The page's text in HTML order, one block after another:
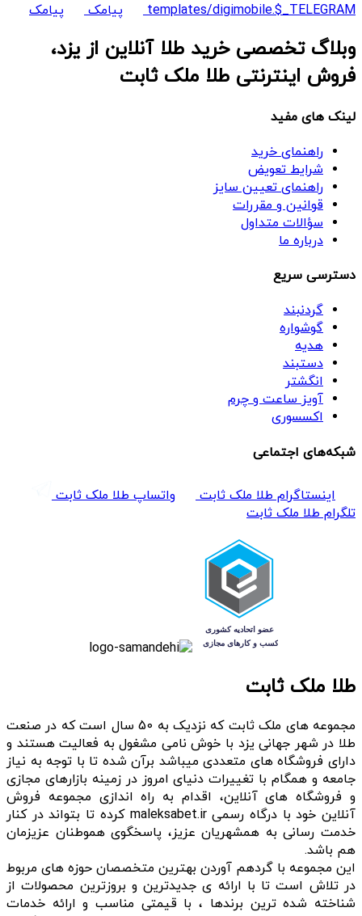
templates/digimobile.$_TELEGRAM
پیامک پیامک
وبلاگ تخصصی خرید طلا آنلاین از یزد،
فروش اینترنتی طلا ملک ثابت
لینک های مفید
راهنمای خرید
شرایط تعویض
راهنمای تعیین سایز
قوانین و مقررات
سؤالات متداول
درباره ما
دسترسی سریع
گردنبند
گوشواره
هدیه
دستبند
انگشتر
آویز ساعت و چرم
اکسسوری
شبکه‌های اجتماعی
اینستاگرام طلا ملک ثابت
واتساپ طلا ملک ثابت
تلگرام طلا ملک ثابت
طلا ملک ثابت
مجموعه های ملک ثابت که نزدیک به 50 سال است که در صنعت
طلا در شهر جهانی یزد با خوش نامی مشغول به فعالیت هستند و
دارای فروشگاه های متعددی میباشد برآن شده تا با توجه به نیاز
جامعه و همگام با تغییرات دنیای امروز در زمینه بازارهای مجازی
و فروشگاه های آنلاین، اقدام به راه اندازی مجموعه فروش
آنلاین خود با درگاه رسمی maleksabet.ir کرده تا بتواند در کنار
خدمت رسانی به همشهریان عزیز، پاسخگوی هموطنان عزیزمان
هم باشد.
این مجموعه با گردهم آوردن بهترین متخصصان حوزه های مربوط
در تلاش است تا با ارائه ی جدیدترین و بروزترین محصولات از
شناخته شده ترین برندها ، با قیمتی مناسب و ارائه خدمات